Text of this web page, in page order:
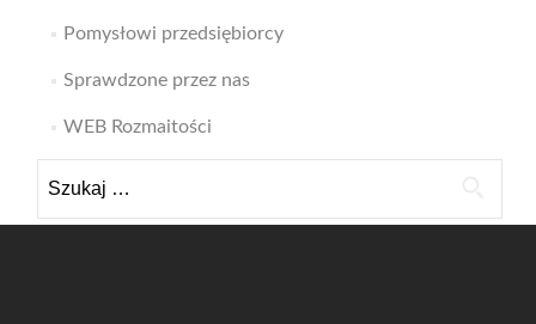
Pomysłowi przedsiębiorcy
Sprawdzone przez nas
WEB Rozmaitości